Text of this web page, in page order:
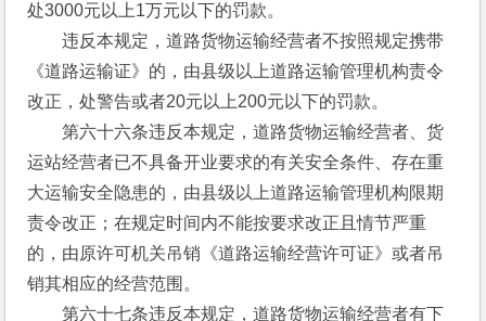
处3000元以上1万元以下的罚款。
违反本规定，道路货物运输经营者不按照规定携带
《道路运输证》的，由县级以上道路运输管理机构责令
改正，处警告或者20元以上200元以下的罚款。
第六十六条违反本规定，道路货物运输经营者、货
运站经营者已不具备开业要求的有关安全条件、存在重
大运输安全隐患的，由县级以上道路运输管理机构限期
责令改正；在规定时间内不能按要求改正且情节严重
的，由原许可机关吊销《道路运输经营许可证》或者吊
销其相应的经营范围。
第六十七条违反本规定，道路货物运输经营者有下